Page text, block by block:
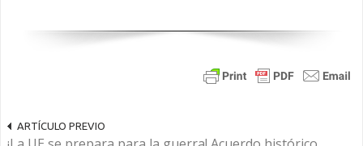
ARTÍCULO PREVIO